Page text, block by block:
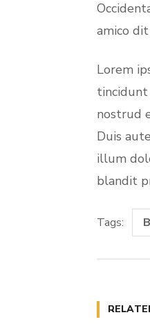
amico
Lorem
nostrud
Duis
illum
blandit
Tags: